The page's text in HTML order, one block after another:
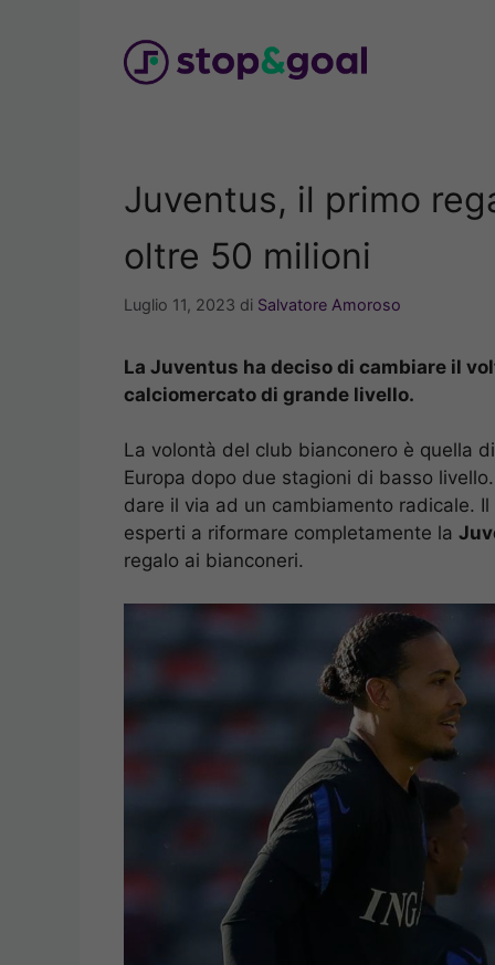
Juventus, il primo
oltre 50 milioni
Luglio 11, 2023 di Salvatore Amoroso
La Juventus ha deciso di cambiare il
calciomercato di grande livello.
La volontà del club bianconero è quella
Europa dopo due stagioni di basso
dare il via ad un cambiamento radicale.
esperti a riformare completamente la
regalo ai bianconeri.